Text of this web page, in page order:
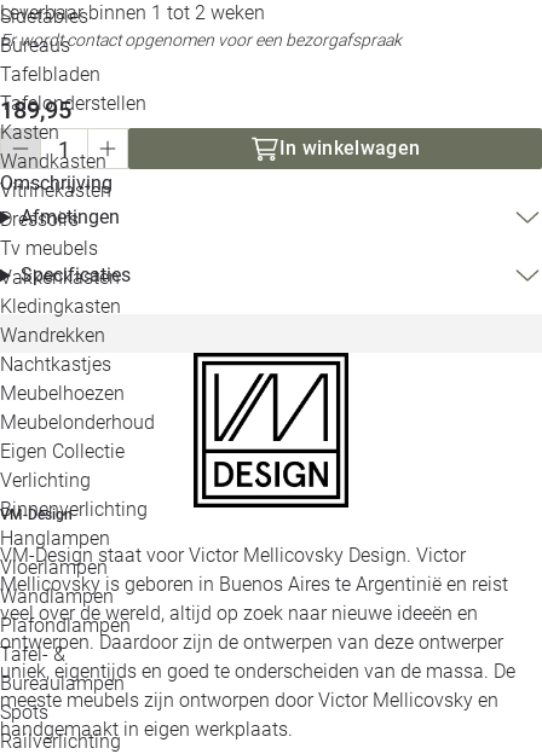
Sidetables
Bureaus
Tafelbladen
Tafelonderstellen
Kasten
Wandkasten
Vitrinekasten
Dressoirs
Tv meubels
Vakkenkasten
Kledingkasten
Wandrekken
Nachtkastjes
Meubelhoezen
Meubelonderhoud
Eigen Collectie
Verlichting
Binnenverlichting
Hanglampen
Vloerlampen
Wandlampen
Plafondlampen
Tafel- &
Bureaulampen
Spots
Railverlichting
Leverbaar binnen 1 tot 2 weken
Er wordt contact opgenomen voor een bezorgafspraak
189,95
In winkelwagen
Omschrijving
Afmetingen
Specificaties
VM-Design
VM-Design staat voor Victor Mellicovsky Design. Victor
Mellicovsky is geboren in Buenos Aires te Argentinië en reist
veel over de wereld, altijd op zoek naar nieuwe ideeën en
ontwerpen. Daardoor zijn de ontwerpen van deze ontwerper
uniek, eigentijds en goed te onderscheiden van de massa. De
meeste meubels zijn ontworpen door Victor Mellicovsky en
handgemaakt in eigen werkplaats.